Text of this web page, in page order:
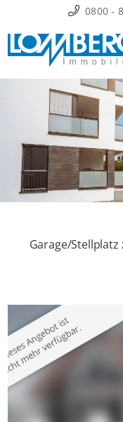
Inhalt
springen
0800 -
Garage/